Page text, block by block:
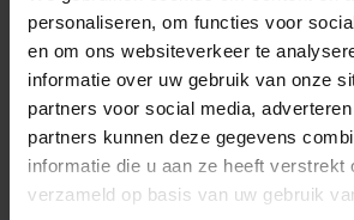
personaliseren, om functies voor
en om ons websiteverkeer te
informatie over uw gebruik van onze
partners voor social media,
partners kunnen deze gegevens
informatie die u aan ze heeft verstrekt
verzameld op basis van uw gebruik